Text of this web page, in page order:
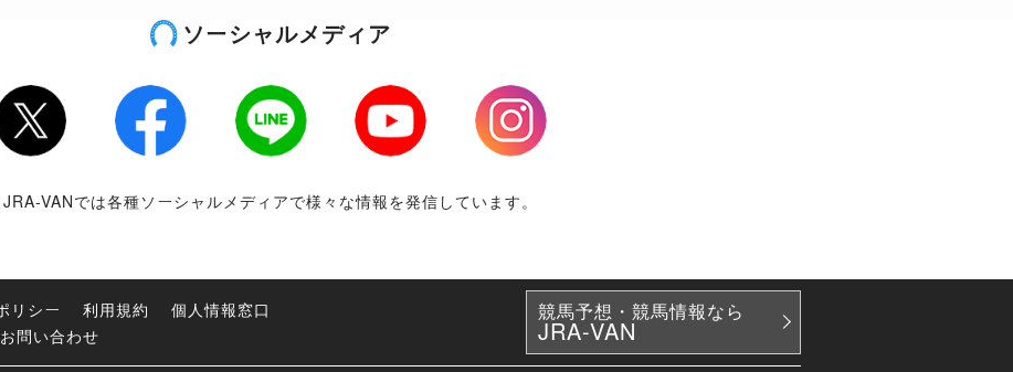
ソーシャルメディア
Twitter Facebook LINE Youtube
Instagram
JRA-VANでは各種ソーシャルメディアで様々な情報を発信しています。
リシー 利用規約
個人情報窓口
お問い合わせ
競馬予想・競馬情報なら
JRA-VAN